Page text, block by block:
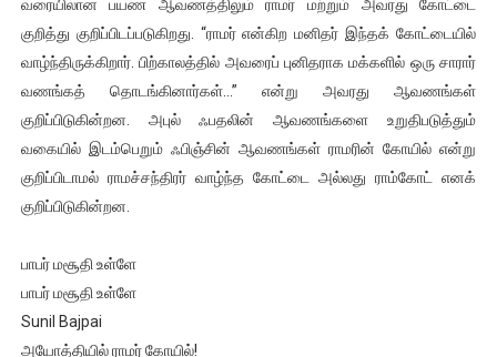
வரையிலான பயண ஆவணத்திலும் ராமர் மற்றும் அவரது கோட்டை
குறித்து குறிப்பிடப்படுகிறது. “ராமர் என்கிற மனிதர் இந்தக் கோட்டையில்
வாழ்ந்திருக்கிறார். பிற்காலத்தில் அவரைப் புனிதராக மக்களில் ஒரு சாரார்
வணங்கத் தொடங்கினார்கள்…” என்று அவரது ஆவணங்கள்
குறிப்பிடுகின்றன. அபுல் ஃபதலின் ஆவணங்களை உறுதிபடுத்தும்
வகையில் இடம்பெறும் ஃபிஞ்சின் ஆவணங்கள் ராமரின் கோயில் என்று
குறிப்பிடாமல் ராமச்சந்திரர் வாழ்ந்த கோட்டை அல்லது ராம்கோட் எனக்
குறிப்பிடுகின்றன.
பாபர் மசூதி உள்ளே
பாபர் மசூதி உள்ளே
Sunil Bajpai
அயோத்தியில் ராமர் கோயில்!